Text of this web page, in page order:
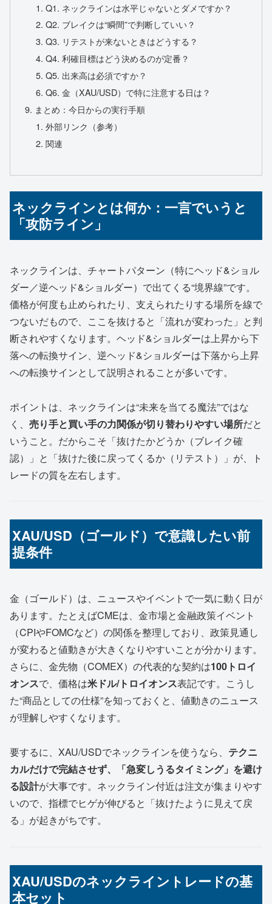
Q1. ネックラインは水平じゃないとダメですか？
Q2. ブレイクは“瞬間”で判断していい？
Q3. リテストが来ないときはどうする？
Q4. 利確目標はどう決めるのが定番？
Q5. 出来高は必須ですか？
Q6. 金（XAU/USD）で特に注意する日は？
まとめ：今日からの実行手順
外部リンク（参考）
関連
ネックラインとは何か：一言でいうと
「攻防ライン」
ネックラインは、チャートパターン（特にヘッド&ショル
ダー／逆ヘッド&ショルダー）で出てくる“境界線”です。
価格が何度も止められたり、支えられたりする場所を線で
つないだもので、ここを抜けると「流れが変わった」と判
断されやすくなります。ヘッド&ショルダーは上昇から下
落への転換サイン、逆ヘッド&ショルダーは下落から上昇
への転換サインとして説明されることが多いです。
ポイントは、ネックラインは“未来を当てる魔法”ではな
く、 売り手と買い手の力関係が切り替わりやすい場所だと
いうこと。だからこそ「抜けたかどうか（ブレイク確
認）」と「抜けた後に戻ってくるか（リテスト）」が、ト
レードの質を左右します。
XAU/USD（ゴールド）で意識したい前
提条件
金（ゴールド）は、ニュースやイベントで一気に動く日が
あります。たとえばCMEは、金市場と金融政策イベント
（CPIやFOMCなど）の関係を整理しており、政策見通し
が変わると値動きが大きくなりやすいことが分かります。
さらに、金先物（COMEX）の代表的な契約は100トロイ
オンスで、価格は米ドル/トロイオンス表記です。こうし
た“商品としての仕様”を知っておくと、値動きのニュース
が理解しやすくなります。
要するに、XAU/USDでネックラインを使うなら、 テクニ
カルだけで完結させず、「急変しうるタイミング」を避け
る設計が大事です。ネックライン付近は注文が集まりやす
いので、指標でヒゲが伸びると「抜けたように見えて戻
る」が起きがちです。
XAU/USDのネックライントレードの基
本セット